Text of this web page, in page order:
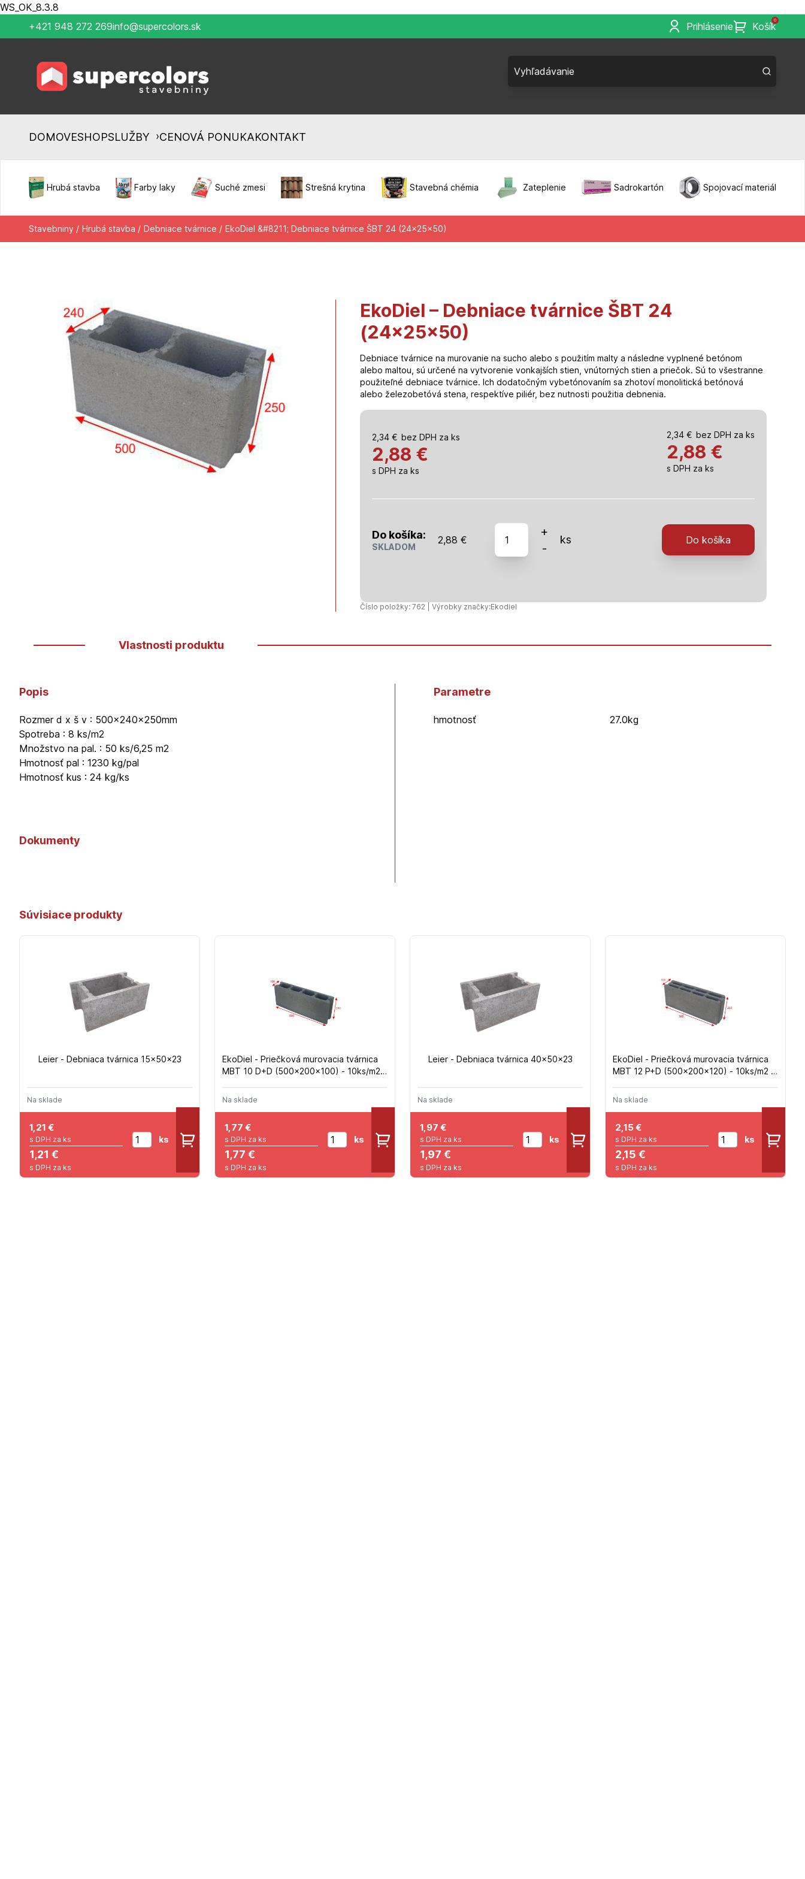
WS_OK_8.3.8
+421 948 272 269info@supercolors.sk Prihlásenie
0
Košík
DOMOVESHOPSLUŽBY ›CENOVÁ PONUKAKONTAKT
Hrubá stavba Farby laky Suché zmesi Strešná krytina Stavebná chémia Zateplenie Sadrokartón Spojovací materiál
Stavebniny / Hrubá stavba / Debniace tvárnice / EkoDiel &#8211; Debniace tvárnice ŠBT 24 (24x25x50)
EkoDiel – Debniace tvárnice ŠBT 24
(24x25x50)
Debniace tvárnice na murovanie na sucho alebo s použitím malty a následne vyplnené betónom
alebo maltou, sú určené na vytvorenie vonkajších stien, vnútorných stien a priečok. Sú to všestranne
použiteľné debniace tvárnice. Ich dodatočným vybetónovaním sa zhotoví monolitická betónová
alebo železobetóvá stena, respektíve piliér, bez nutnosti použitia debnenia.
2,34 € bez DPH za ks
2,88 €
s DPH za ks
2,34 € bez DPH za ks
2,88 €
s DPH za ks
Do košíka:
SKLADOM
2,88 €
množstvo
EkoDiel
-
ŠBT
+
-
ks Do košíka
Číslo položky: 762 | Výrobky značky:Ekodiel
Vlastnosti produktu
Popis
Rozmer d x š v : 500x240x250mm
Spotreba : 8 ks/m2
Množstvo na pal. : 50 ks/6,25 m2
Hmotnosť pal : 1230 kg/pal
Hmotnosť kus : 24 kg/ks
Dokumenty
Parametre
hmotnosť 27.0kg
Súvisiace produkty
Leier - Debniaca tvárnica 15x50x23
Na sklade
1,21 €
s DPH za ks
1,21 €
s DPH za ks
ks
EkoDiel - Priečková murovacia tvárnica
MBT 10 D+D (500x200x100) - 10ks/m2 -
Na sklade
1,77 €
s DPH za ks
1,77 €
s DPH za ks
ks
Leier - Debniaca tvárnica 40x50x23
Na sklade
1,97 €
s DPH za ks
1,97 €
s DPH za ks
ks
EkoDiel - Priečková murovacia tvárnica
MBT 12 P+D (500x200x120) - 10ks/m2 -
Na sklade
2,15€
s DPH za ks
2,15 €
s DPH za ks
ks